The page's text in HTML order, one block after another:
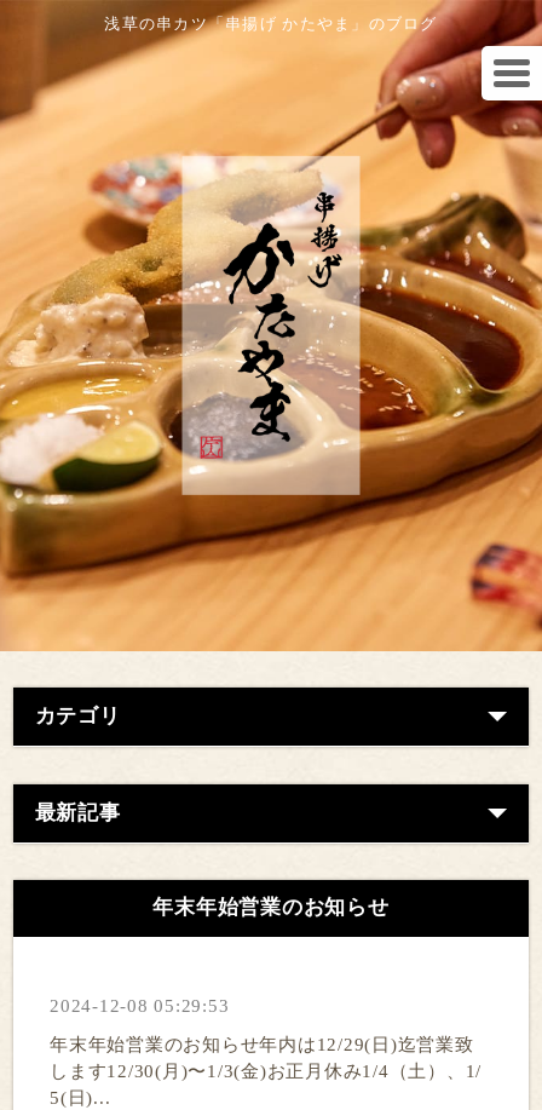
浅草の串カツ「串揚げ かたやま」のブログ
カテゴリ
最新記事
年末年始営業のお知らせ
2024-12-08 05:29:53
年末年始営業のお知らせ年内は12/29(日)迄営業致
します12/30(月)〜1/3(金)お正月休み1/4（土）、1/
5(日)...